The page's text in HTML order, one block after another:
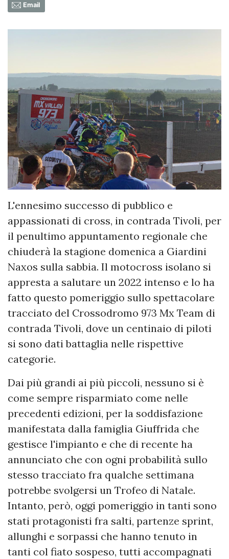
Email
L'ennesimo successo di pubblico e
appassionati di cross, in contrada Tivoli, per
il penultimo appuntamento regionale che
chiuderà la stagione domenica a Giardini
Naxos sulla sabbia. Il motocross isolano si
appresta a salutare un 2022 intenso e lo ha
fatto questo pomeriggio sullo spettacolare
tracciato del Crossodromo 973 Mx Team di
contrada Tivoli, dove un centinaio di piloti
si sono dati battaglia nelle rispettive
categorie.
Dai più grandi ai più piccoli, nessuno si è
come sempre risparmiato come nelle
precedenti edizioni, per la soddisfazione
manifestata dalla famiglia Giuffrida che
gestisce l'impianto e che di recente ha
annunciato che con ogni probabilità sullo
stesso tracciato fra qualche settimana
potrebbe svolgersi un Trofeo di Natale.
Intanto, però, oggi pomeriggio in tanti sono
stati protagonisti fra salti, partenze sprint,
allunghi e sorpassi che hanno tenuto in
tanti col fiato sospeso, tutti accompagnati